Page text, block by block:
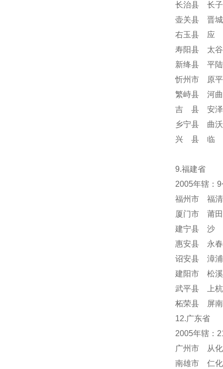
长治县 长
壶关县 晋
右玉县 应
寿阳县 太
新绛县 平
忻州市 原
繁峙县 河
吉 县 安
乡宁县 曲
兴 县 临
9.福建省
2005年辖：
福州市 福
厦门市 莆
建宁县 沙
惠安县 永
诏安县 漳
建阳市 松
武平县 上
柘荣县 屏
12.广东省
2005年辖：
广州市 从
南雄市 仁